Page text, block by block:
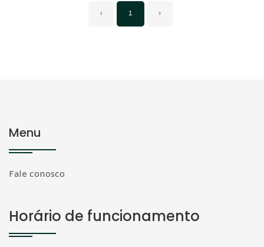
‹ 1 ›
Menu
Fale conosco
Horário de funcionamento